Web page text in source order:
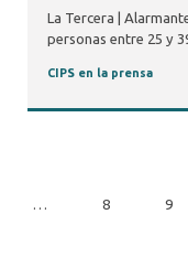
La Tercera |
personas entre 25 y
CIPS en la prensa
… 8 9